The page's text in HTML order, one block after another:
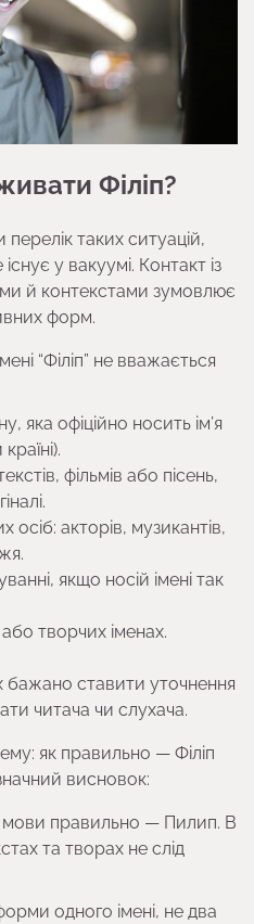
Філіп?
таких ситуацій,
у вакуумі. Контакт із
й контекстами зумовлює
форм.
“Філіп” не вважається
яка офіційно носить ім’я
фільмів або пісень,
осіб: акторів, музикантів,
якщо носій імені так
творчих іменах.
бажано ставити уточнення
читача чи слухача.
як правильно — Філіп
висновок:
мови правильно — Пилип. В
та творах не слід
одного імені, не два